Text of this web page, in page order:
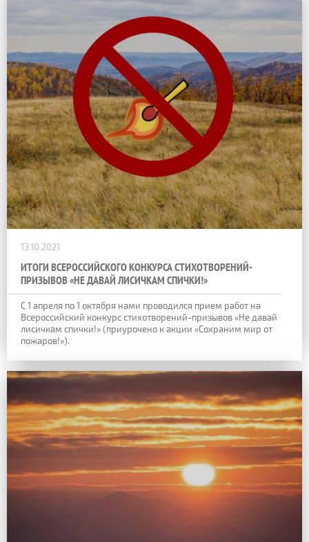
13.10.2021
ИТОГИ ВСЕРОССИЙСКОГО КОНКУРСА СТИХОТВОРЕНИЙ-
ПРИЗЫВОВ «НЕ ДАВАЙ ЛИСИЧКАМ СПИЧКИ!»
С 1 апреля по 1 октября нами проводился прием работ на
Всероссийский конкурс стихотворений-призывов «Не давай
лисичкам спички!» (приурочено к акции «Сохраним мир от
пожаров!»).